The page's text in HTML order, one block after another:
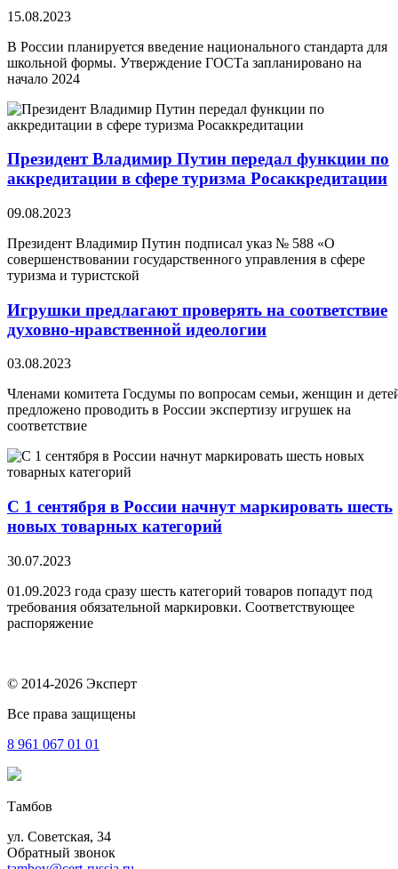
15.08.2023
В России планируется введение национального стандарта для
школьной формы. Утверждение ГОСТа запланировано на
начало 2024
Президент Владимир Путин передал функции по
аккредитации в сфере туризма Росаккредитации
09.08.2023
Президент Владимир Путин подписал указ № 588 «О
совершенствовании государственного управления в сфере
туризма и туристской
Игрушки предлагают проверять на соответствие
духовно-нравственной идеологии
03.08.2023
Членами комитета Госдумы по вопросам семьи, женщин и
предложено проводить в России экспертизу игрушек на
соответствие
С 1 сентября в России начнут маркировать шесть
новых товарных категорий
30.07.2023
01.09.2023 года сразу шесть категорий товаров попадут под
требования обязательной маркировки. Соответствующее
распоряжение
© 2014-2026 Эксперт
Все права защищены
8 961 067 01 01
Тамбов
ул. Советская, 34
Обратный звонок